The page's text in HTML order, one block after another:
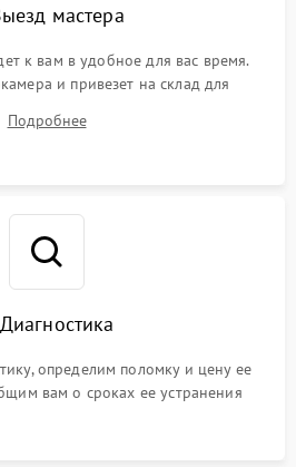
мастера
к вам в удобное для вас время.
и привезет на склад для
Подробнее
определим поломку и цену ее
вам о сроках ее устранения